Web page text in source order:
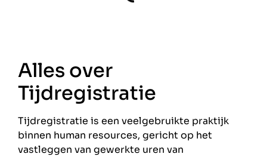
Alles over
Tijdregistratie
Tijdregistratie is een veelgebruikte praktijk
binnen human resources, gericht op het
vastleggen van gewerkte uren van